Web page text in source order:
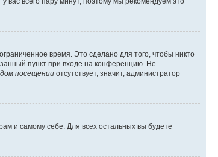
время. Это сделано для того, чтобы никто
пункт при входе на конференцию. Не
посещении отсутствует, значит, администратор
и самому себе. Для всех остальных вы будете